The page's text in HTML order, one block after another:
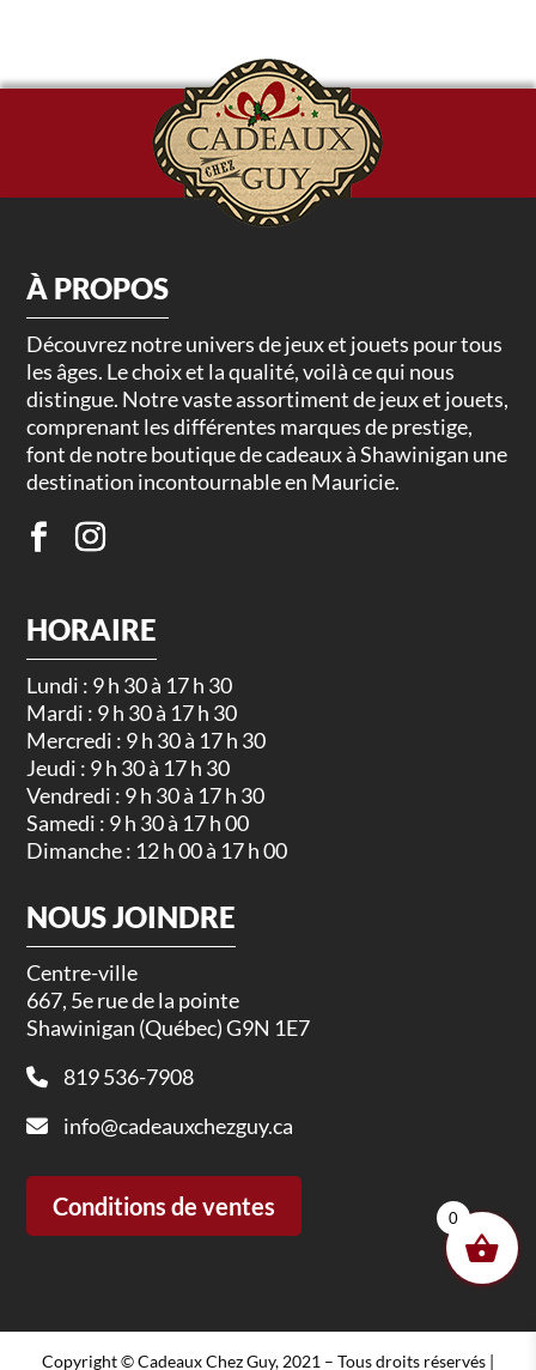
À PROPOS
Découvrez notre univers de jeux et jouets pour tous
les âges. Le choix et la qualité, voilà ce qui nous
distingue. Notre vaste assortiment de jeux et jouets,
comprenant les différentes marques de prestige,
font de notre boutique de cadeaux à Shawinigan une
destination incontournable en Mauricie.
HORAIRE
Lundi : 9 h 30 à 17 h 30
Mardi : 9 h 30 à 17 h 30
Mercredi : 9 h 30 à 17 h 30
Jeudi : 9 h 30 à 17 h 30
Vendredi : 9 h 30 à 17 h 30
Samedi : 9 h 30 à 17 h 00
Dimanche : 12 h 00 à 17 h 00
NOUS JOINDRE
Centre-ville
667, 5e rue de la pointe
Shawinigan (Québec) G9N 1E7
819 536-7908
info@cadeauxchezguy.ca
Conditions de ventes
Copyright © Cadeaux Chez Guy, 2021 – Tous droits réservés |
0